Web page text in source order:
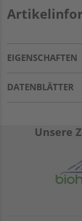
EIGENSCHAFTEN
DATENBLÄTTER
Unsere